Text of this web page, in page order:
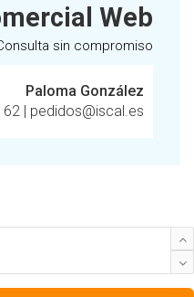
Web
sin compromiso
Paloma González
62 | pedidos@iscal.es